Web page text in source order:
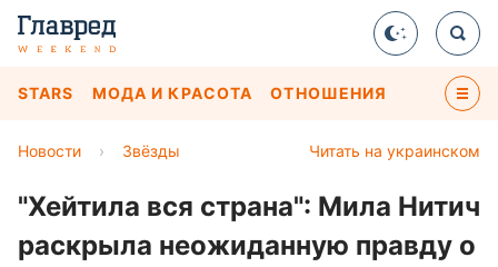
STARS МОДА И КРАСОТА ОТНОШЕНИЯ
Читать на украинском
Новости › Звёзды
"Хейтила вся страна": Мила Нитич
раскрыла неожиданную правду о